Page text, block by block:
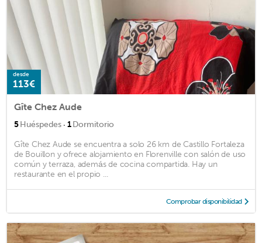
desde
113€
Gîte Chez Aude
5Huéspedes · 1Dormitorio
Gîte Chez Aude se encuentra a solo 26 km de Castillo Fortaleza
de Bouillon y ofrece alojamiento en Florenville con salón de uso
común y terraza, además de cocina compartida. Hay un
restaurante en el propio ...
Comprobar disponibilidad